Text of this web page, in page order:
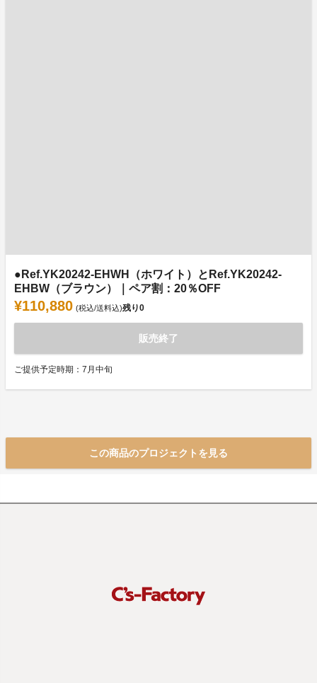
●Ref.YK20242-EHWH（ホワイト）とRef.YK20242-
EHBW（ブラウン）｜ペア割：20％OFF
¥110,880 (税込/送料込)残り0
販売終了
ご提供予定時期：7月中旬
この商品のプロジェクトを見る